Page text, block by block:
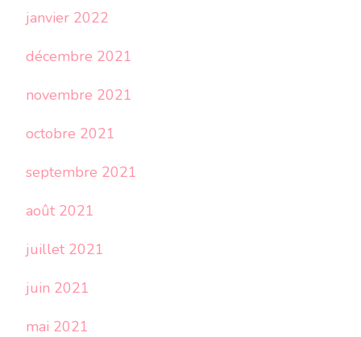
janvier 2022
décembre 2021
novembre 2021
octobre 2021
septembre 2021
août 2021
juillet 2021
juin 2021
mai 2021